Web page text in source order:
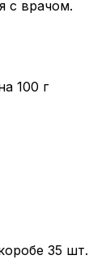
с врачом.
100 г
35 шт.